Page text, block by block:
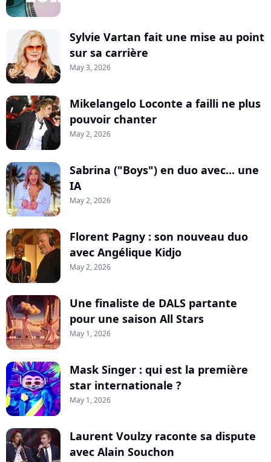
Sylvie Vartan fait une mise au point
sur sa carrière
May 3, 2026
Mikelangelo Loconte a failli ne plus
pouvoir chanter
May 2, 2026
Sabrina ("Boys") en duo avec... une
IA
May 2, 2026
Florent Pagny : son nouveau duo
avec Angélique Kidjo
May 2, 2026
Une finaliste de DALS partante
pour une saison All Stars
May 1, 2026
Mask Singer : qui est la première
star internationale ?
May 1, 2026
Laurent Voulzy raconte sa dispute
avec Alain Souchon